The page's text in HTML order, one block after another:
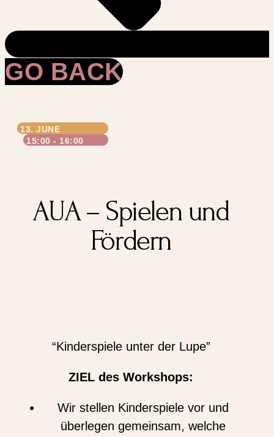
GO BACK
13. JUNE
15:00 - 16:00
AUA – Spielen und
Fördern
“Kinderspiele unter der Lupe”
ZIEL des Workshops:
Wir stellen Kinderspiele vor und
überlegen gemeinsam, welche